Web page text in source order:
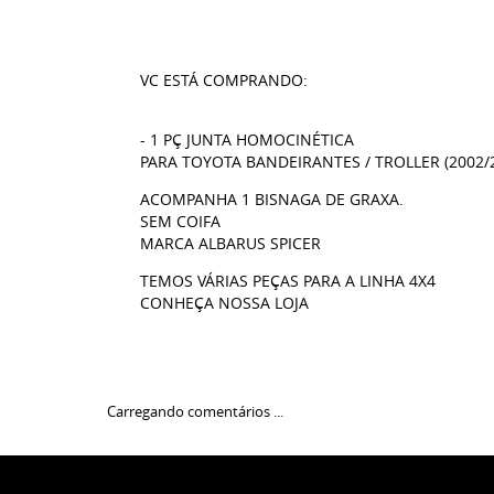
VC ESTÁ COMPRANDO:
- 1 PÇ JUNTA HOMOCINÉTICA
PARA TOYOTA BANDEIRANTES / TROLLER
ACOMPANHA 1 BISNAGA DE GRAXA.
SEM COIFA
MARCA ALBARUS SPICER
TEMOS VÁRIAS PEÇAS PARA A LINHA 4X4
CONHEÇA NOSSA LOJA
Carregando comentários ...